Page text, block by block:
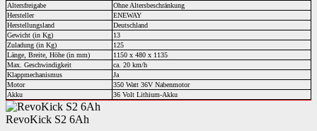
Altersfreigabe
Ohne Altersbeschränkung
Hersteller
ENEWAY
Herstellungsland
Deutschland
Gewicht (in Kg)
13
Zuladung (in Kg)
125
Länge, Breite, Höhe (in mm)
1150 x 480 x 1135
Max. Geschwindigkeit
ca. 20 km/h
Klappmechanismus
Ja
Motor
350 Watt 36V Nabenmotor
Akku
36 Volt Lithium-Akku
RevoKick S2 6Ah